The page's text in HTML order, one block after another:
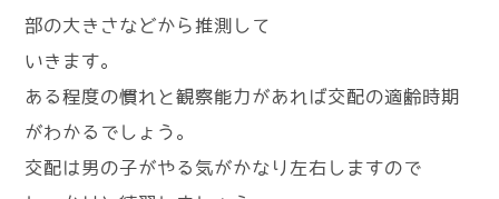
部の大きさなどから推測して
いきます。
ある程度の慣れと観察能力があれば交配の適齢時期
がわかるでしょう。
交配は男の子がやる気がかなり左右しますので